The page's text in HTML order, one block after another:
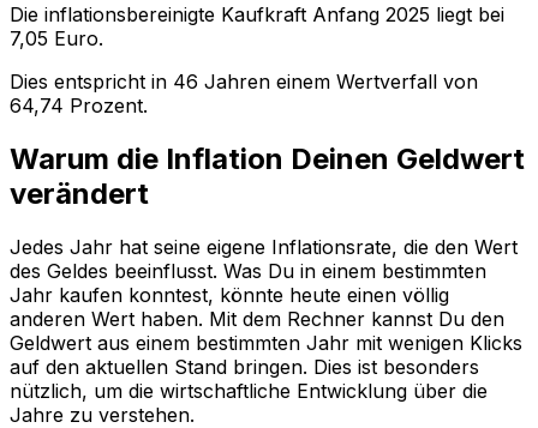
Die inflationsbereinigte Kaufkraft Anfang 2025 liegt bei
7,05 Euro.
Dies entspricht in 46 Jahren einem Wertverfall von
64,74 Prozent.
Warum die Inflation Deinen Geldwert
verändert
Jedes Jahr hat seine eigene Inflationsrate, die den Wert
des Geldes beeinflusst. Was Du in einem bestimmten
Jahr kaufen konntest, könnte heute einen völlig
anderen Wert haben. Mit dem Rechner kannst Du den
Geldwert aus einem bestimmten Jahr mit wenigen Klicks
auf den aktuellen Stand bringen. Dies ist besonders
nützlich, um die wirtschaftliche Entwicklung über die
Jahre zu verstehen.